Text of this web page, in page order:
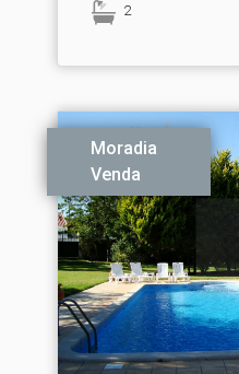
2
Moradia
Venda